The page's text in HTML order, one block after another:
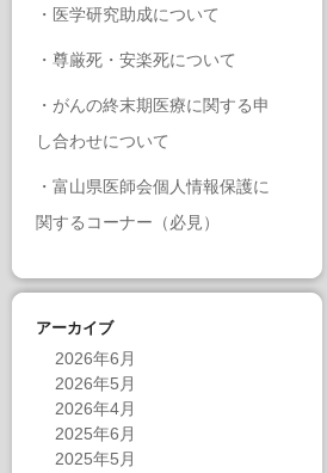
・ 医学研究助成について
・ 尊厳死・安楽死について
・ がんの終末期医療に関する申
し合わせについて
・ 富山県医師会個人情報保護に
関するコーナー（必見）
アーカイブ
2026年6月
2026年5月
2026年4月
2025年6月
2025年5月